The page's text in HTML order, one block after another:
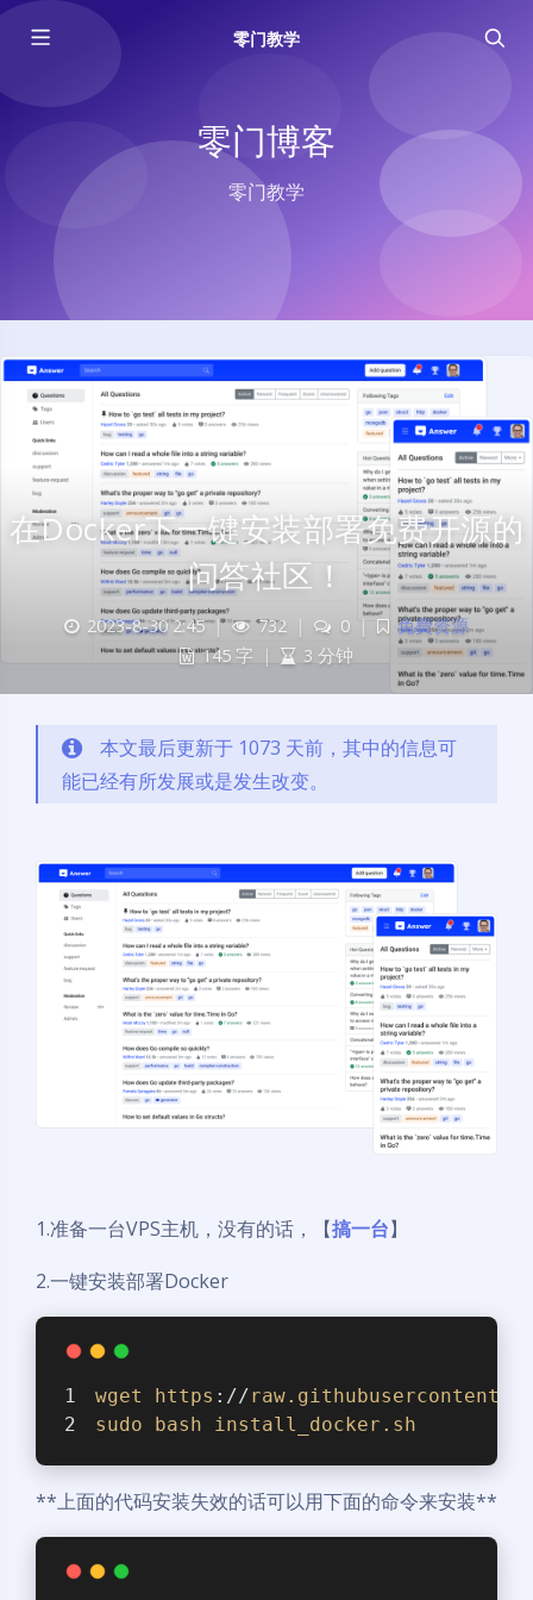
零门教学
零门博客
零门教学
在Docker下一键安装部署免费开源的
问答社区！
2023-8-30 2:45 | 732 | 0 |
免費资源
145 字
| 3 分钟
本文最后更新于 1073 天前，其中的信息可
能已经有所发展或是发生改变。
1.准备一台VPS主机，没有的话，【搞一台】
2.一键安装部署Docker
wget https ://raw.githubusercontent
sudo
bash install_docker .sh
**上面的代码安装失效的话可以用下面的命令来安装**